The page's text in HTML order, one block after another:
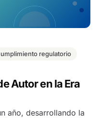
regulatorio
Autor en la Era
año, desarrollando la